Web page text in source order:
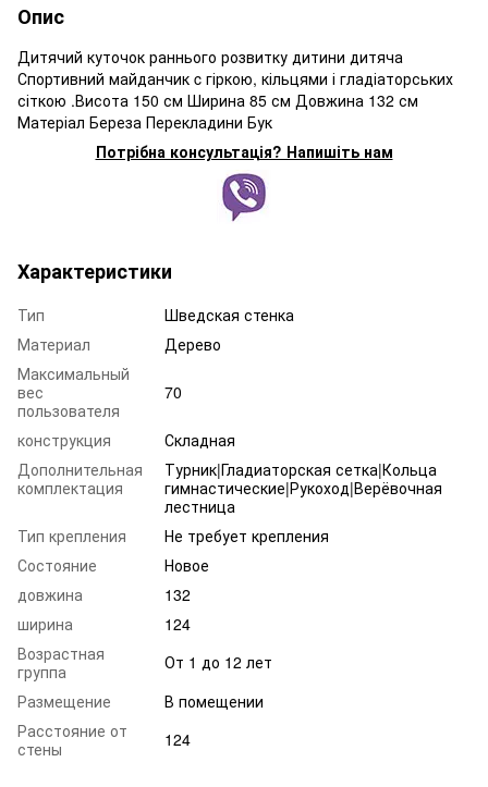
Опис
Дитячий куточок раннього розвитку дитини дитяча
Спортивний майданчик c гіркою, кільцями і гладіаторських
сіткою .Висота 150 см Ширина 85 см Довжина 132 см
Матеріал Береза Перекладини Бук
Потрібна консультація? Напишіть нам
Характеристики
Тип
Шведская стенка
Материал
Дерево
Максимальный
вес
пользователя
70
конструкция
Складная
Дополнительная
комплектация
Турник|Гладиаторская сетка|Кольца
гимнастические|Рукоход|Верёвочная
лестница
Тип крепления
Не требует крепления
Состояние
Новое
довжина
132
ширина
124
Возрастная
группа
От 1 до 12 лет
Размещение
В помещении
Расстояние от
стены
124